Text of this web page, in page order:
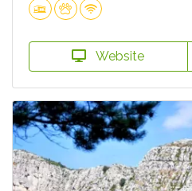
Website